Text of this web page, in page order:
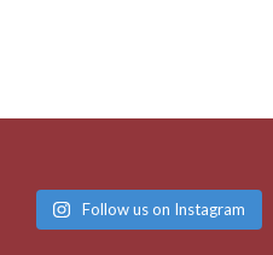
Follow us on Instagram